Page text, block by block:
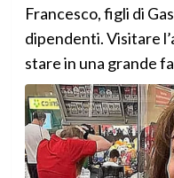
Francesco, figli di
dipendenti. Visitare
stare in una grande